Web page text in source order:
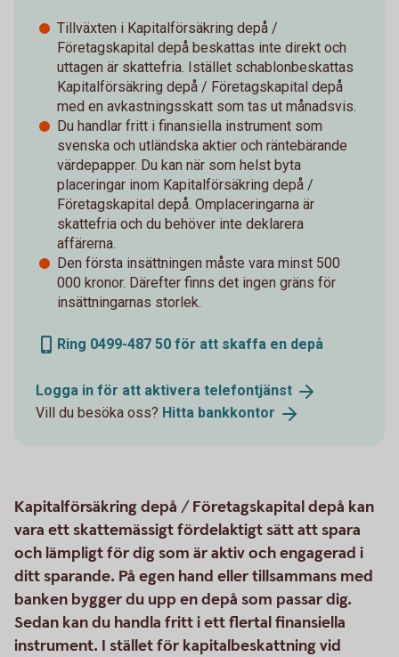
Tillväxten i Kapitalförsäkring depå /
Företagskapital depå beskattas inte direkt och
uttagen är skattefria. Istället schablonbeskattas
Kapitalförsäkring depå / Företagskapital depå
med en avkastningsskatt som tas ut månadsvis.
Du handlar fritt i finansiella instrument som
svenska och utländska aktier och räntebärande
värdepapper. Du kan när som helst byta
placeringar inom Kapitalförsäkring depå /
Företagskapital depå. Omplaceringarna är
skattefria och du behöver inte deklarera
affärerna.
Den första insättningen måste vara minst 500
000 kronor. Därefter finns det ingen gräns för
insättningarnas storlek.
Ring 0499-487 50 för att skaffa en depå
Logga in för att aktivera telefontjänst
Vill du besöka oss? Hitta bankkontor
Kapitalförsäkring depå / Företagskapital depå kan
vara ett skattemässigt fördelaktigt sätt att spara
och lämpligt för dig som är aktiv och engagerad i
ditt sparande. På egen hand eller tillsammans med
banken bygger du upp en depå som passar dig.
Sedan kan du handla fritt i ett flertal finansiella
instrument. I stället för kapitalbeskattning vid